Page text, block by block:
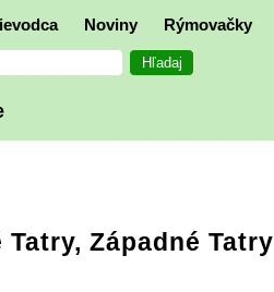
Noviny Rýmovačky
Tatry, Západné Tatry